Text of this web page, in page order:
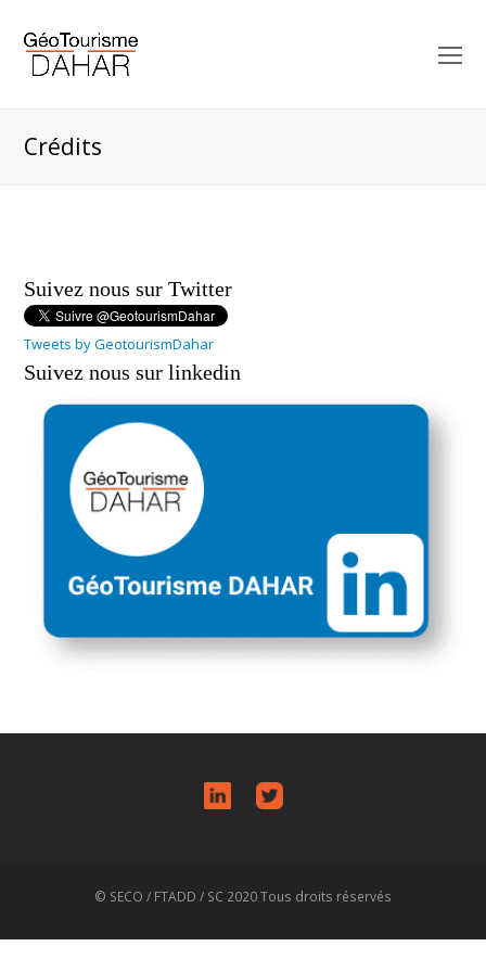
Crédits
Suivez nous sur Twitter
Tweets by GeotourismDahar
Suivez nous sur linkedin
© SECO / FTADD / SC 2020 Tous droits réservés